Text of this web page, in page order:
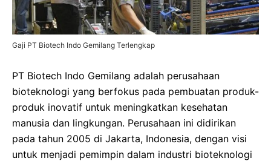
Gaji PT Biotech Indo Gemilang Terlengkap
PT Biotech Indo Gemilang adalah perusahaan
bioteknologi yang berfokus pada pembuatan produk-
produk inovatif untuk meningkatkan kesehatan
manusia dan lingkungan. Perusahaan ini didirikan
pada tahun 2005 di Jakarta, Indonesia, dengan visi
untuk menjadi pemimpin dalam industri bioteknologi